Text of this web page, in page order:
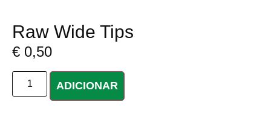
Raw Wide Tips
€ 0,50
ADICIONAR